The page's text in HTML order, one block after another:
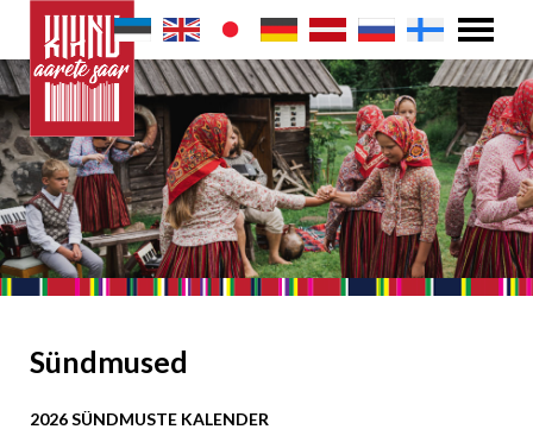
Sündmused
2026 SÜNDMUSTE KALENDER